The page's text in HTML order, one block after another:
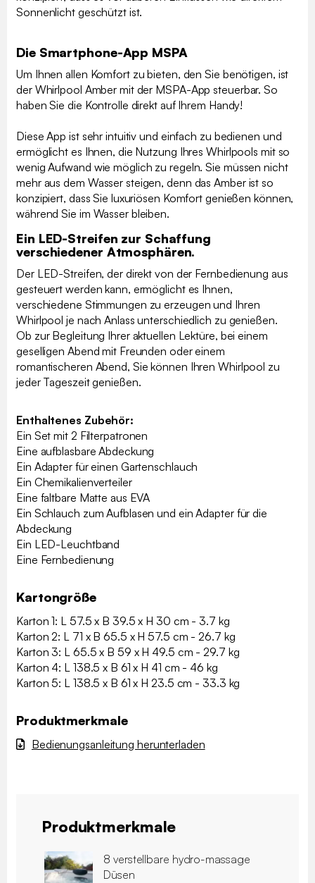
Sonnenlicht geschützt ist.
Die Smartphone-App MSPA
Um Ihnen allen Komfort zu bieten, den Sie benötigen, ist
der Whirlpool Amber mit der MSPA-App steuerbar. So
haben Sie die Kontrolle direkt auf Ihrem Handy!
Diese App ist sehr intuitiv und einfach zu bedienen und
ermöglicht es Ihnen, die Nutzung Ihres Whirlpools mit so
wenig Aufwand wie möglich zu regeln. Sie müssen nicht
mehr aus dem Wasser steigen, denn das Amber ist so
konzipiert, dass Sie luxuriösen Komfort genießen können,
während Sie im Wasser bleiben.
Ein LED-Streifen zur Schaffung
verschiedener Atmosphären.
Der LED-Streifen, der direkt von der Fernbedienung aus
gesteuert werden kann, ermöglicht es Ihnen,
verschiedene Stimmungen zu erzeugen und Ihren
Whirlpool je nach Anlass unterschiedlich zu genießen.
Ob zur Begleitung Ihrer aktuellen Lektüre, bei einem
geselligen Abend mit Freunden oder einem
romantischeren Abend, Sie können Ihren Whirlpool zu
jeder Tageszeit genießen.
Enthaltenes Zubehör:
Ein Set mit 2 Filterpatronen
Eine aufblasbare Abdeckung
Ein Adapter für einen Gartenschlauch
Ein Chemikalienverteiler
Eine faltbare Matte aus EVA
Ein Schlauch zum Aufblasen und ein Adapter für die
Abdeckung
Ein LED-Leuchtband
Eine Fernbedienung
Kartongröße
Karton 1: L 57.5 x B 39.5 x H 30 cm - 3.7 kg
Karton 2: L 71 x B 65.5 x H 57.5 cm - 26.7 kg
Karton 3: L 65.5 x B 59 x H 49.5 cm - 29.7 kg
Karton 4: L 138.5 x B 61 x H 41 cm - 46 kg
Karton 5: L 138.5 x B 61 x H 23.5 cm - 33.3 kg
Produktmerkmale
Bedienungsanleitung herunterladen
Produktmerkmale
8 verstellbare hydro-massage
Düsen